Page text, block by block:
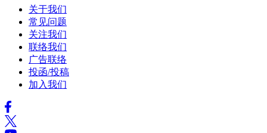
关于我们
常见问题
关注我们
联络我们
广告联络
投函/投稿
加入我们